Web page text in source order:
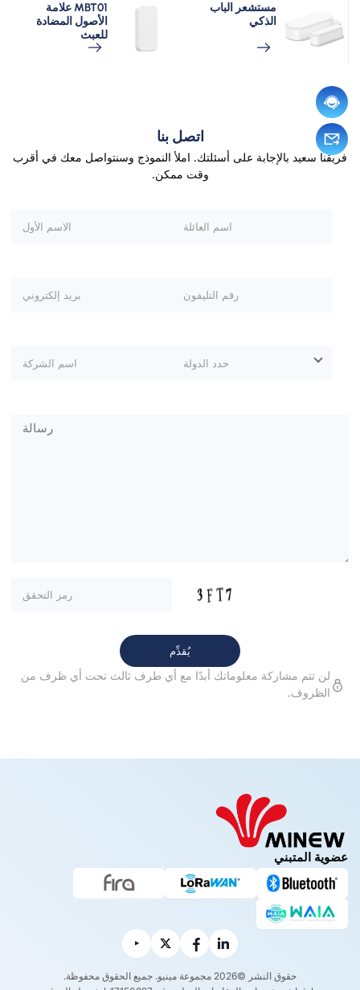
مستشعر الباب
الذكي
MBT01 علامة
الأصول المضادة
للعبث
اتصل بنا
فريقنا سعيد بالإجابة على أسئلتك. املأ النموذج وسنتواصل معك في أقرب
وقت ممكن.
لن تتم مشاركة معلوماتك أبدًا مع أي طرف ثالث تحت أي ظرف من
الظروف.
عضوية المتبني
حقوق النشر ©2026 مجموعة مينيو. جميع الحقوق محفوظة.